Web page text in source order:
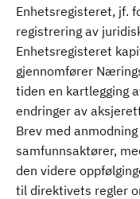
Enhetsregisteret, jf.
registrering av
Enhetsregisteret
gjennomfører
tiden en kartlegging
endringer av
Brev med
samfunnsaktører,
den videre
til direktivets regler